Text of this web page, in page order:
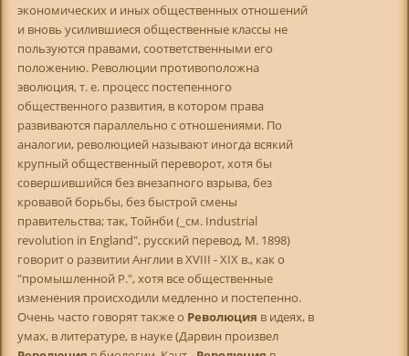
экономических и иных общественных отношений
и вновь усилившиеся общественные классы не
пользуются правами, соответственными его
положению. Революции противоположна
эволюция, т. е. процесс постепенного
общественного развития, в котором права
развиваются параллельно с отношениями. По
аналогии, революцией называют иногда всякий
крупный общественный переворот, хотя бы
совершившийся без внезапного взрыва, без
кровавой борьбы, без быстрой смены
правительства; так, Тойнби (_см. Industrial
revolution in England", русский перевод, М. 1898)
говорит о развитии Англии в XVIII - XIX в., как о
"промышленной Р.", хотя все общественные
изменения происходили медленно и постепенно.
Очень часто говорят также о Революция в идеях, в
умах, в литературе, в науке (Дарвин произвел